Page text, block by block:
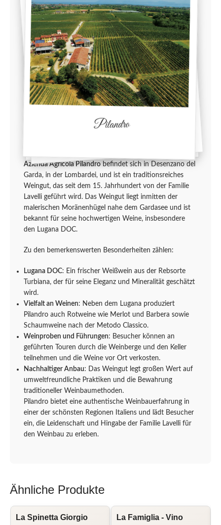
Azienda Agricola Pilandro befindet sich in Desenzano del
Garda, in der Lombardei, und ist ein traditionsreiches
Weingut, das seit dem 15. Jahrhundert von der Familie
Lavelli geführt wird. Das Weingut liegt inmitten der
malerischen Moränenhügel nahe dem Gardasee und ist
bekannt für seine hochwertigen Weine, insbesondere
den Lugana DOC.
Zu den bemerkenswerten Besonderheiten zählen:
Lugana DOC: Ein frischer Weißwein aus der Rebsorte
Turbiana, der für seine Eleganz und Mineralität geschätzt
wird.
Vielfalt an Weinen: Neben dem Lugana produziert
Pilandro auch Rotweine wie Merlot und Barbera sowie
Schaumweine nach der Metodo Classico.
Weinproben und Führungen: Besucher können an
geführten Touren durch die Weinberge und den Keller
teilnehmen und die Weine vor Ort verkosten.
Nachhaltiger Anbau: Das Weingut legt großen Wert auf
umweltfreundliche Praktiken und die Bewahrung
traditioneller Weinbaumethoden.
Pilandro bietet eine authentische Weinbauerfahrung in
einer der schönsten Regionen Italiens und lädt Besucher
ein, die Leidenschaft und Hingabe der Familie Lavelli für
den Weinbau zu erleben.
Pilandro
Ähnliche Produkte
La Spinetta Giorgio
La Famiglia - Vino